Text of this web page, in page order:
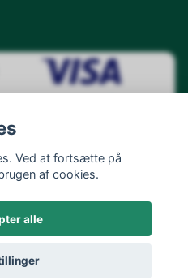
Etnomat
Ved at fortsætte på
af cookies.
alle